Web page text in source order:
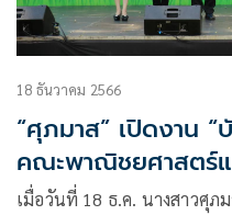
18 ธันวาคม 2566
“ศุภมาส” เปิดงาน
คณะพาณิชยศาสตร์
ฟาร์มสุขรับปีใหม่แบ
เมื่อวันที่ 18 ธ.ค. นางสาวศุภ